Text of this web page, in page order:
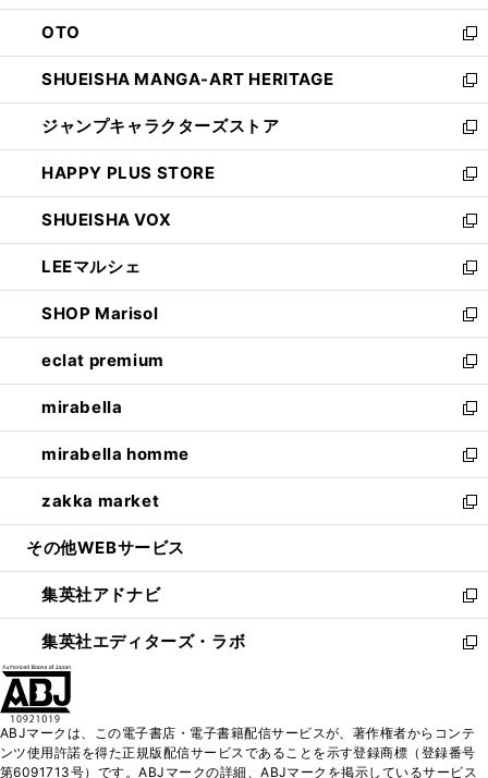
ウ
で
開
く
ン
ド
ウ
で
開
く
OTO
新
し
い
ウ
ィ
ン
ド
ウ
で
開
く
SHUEISHA MANGA-ART HERITAGE
新
し
い
ウ
ィ
ン
ド
ウ
で
開
く
ジャンプキャラクターズストア
新
し
い
ウ
ィ
ン
ド
ウ
で
開
く
HAPPY PLUS STORE
新
し
い
ウ
ィ
ン
ド
ウ
で
開
く
SHUEISHA VOX
新
し
い
ウ
ィ
ン
ド
ウ
で
開
く
LEEマルシェ
新
し
い
ウ
ィ
ン
ド
ウ
で
開
く
SHOP Marisol
新
し
い
ウ
ィ
ン
ド
ウ
で
開
eclat premium
新
し
い
ウ
ィ
ン
ド
ウ
開
く
mirabella
新
し
い
ウ
ィ
ン
ウ
で
開
く
mirabella homme
新
し
い
ウ
ン
ド
ウ
で
zakka market
新
し
ウ
ィ
ン
ド
く
その他WEBサービス
集英社アドナビ
新
し
い
ド
ウ
集英社エディターズ・ラボ
新
ィ
ン
ABJマークは、この電子書店・電子書籍配信サービスが、著作権者からコンテ
ンツ使用許諾を得た正規版配信サービスであることを示す登録商標（登録番号
第6091713号）です。ABJマークの詳細、ABJマークを掲示しているサービス